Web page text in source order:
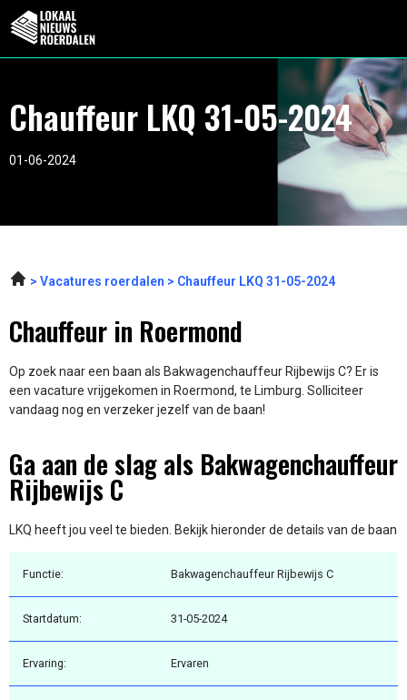
Chauffeur LKQ 31-05-2024
01-06-2024
Vacatures roerdalen Chauffeur LKQ 31-05-2024
Chauffeur in Roermond
Op zoek naar een baan als Bakwagenchauffeur Rijbewijs C? Er is
een vacature vrijgekomen in Roermond, te Limburg. Solliciteer
vandaag nog en verzeker jezelf van de baan!
Ga aan de slag als Bakwagenchauffeur
Rijbewijs C
LKQ heeft jou veel te bieden. Bekijk hieronder de details van de baan
Functie: Bakwagenchauffeur Rijbewijs C
Startdatum: 31-05-2024
Ervaring: Ervaren